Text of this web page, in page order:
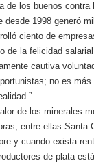
de los buenos
1998 generó
ciento de
de la felicidad
cautiva
no es más
de los minerales
entre ellas Santa
y cuando exista
de plata